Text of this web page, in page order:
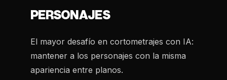
PERSONAJES
El mayor desafío en cortometrajes con IA:
mantener a los personajes con la misma
apariencia entre planos.